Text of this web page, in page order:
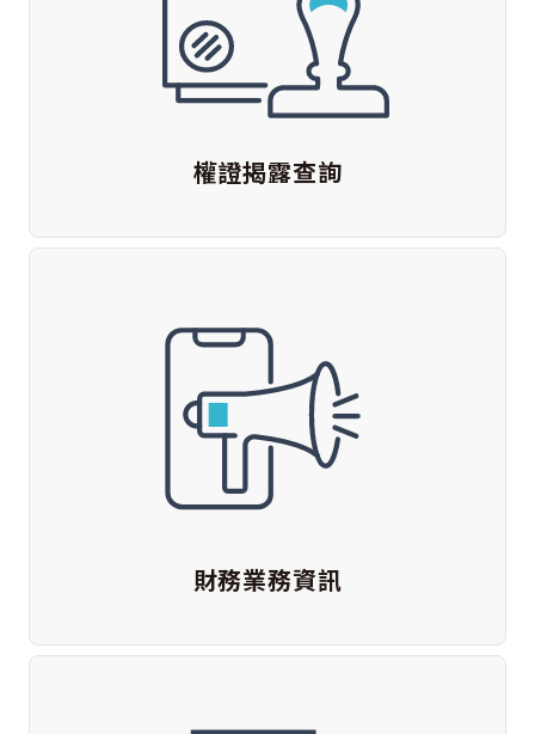
權證揭露查詢
財務業務資訊